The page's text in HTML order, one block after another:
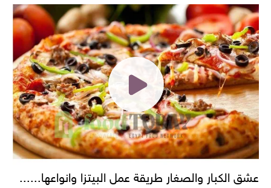
عشق الكبار والصغار طريقة عمل البيتزا وانواعها......